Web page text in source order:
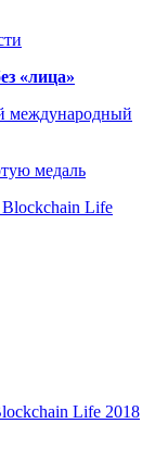
«лица»
международный
медаль
Life
Life 2018